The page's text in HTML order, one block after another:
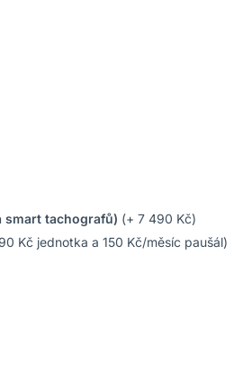
smart tachografů) (+ 7 490 Kč)
Kč jednotka a 150 Kč/měsíc paušál)